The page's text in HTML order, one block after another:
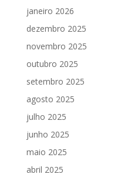
janeiro 2026
dezembro 2025
novembro 2025
outubro 2025
setembro 2025
agosto 2025
julho 2025
junho 2025
maio 2025
abril 2025